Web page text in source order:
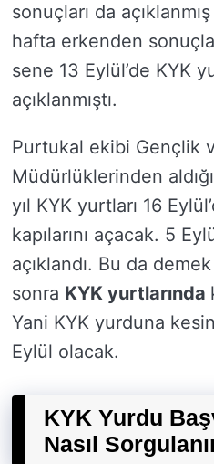
sonuçları da
hafta erkenden
sene 13 Eylül’de KYK
açıklanmıştı.
Purtukal ekibi Gençlik
Müdürlüklerinden
yıl KYK yurtları 16
kapılarını açacak. 5
açıklandı. Bu da
sonra KYK yurtlarında
Yani KYK yurduna
Eylül olacak.
KYK Yurdu
Nasıl